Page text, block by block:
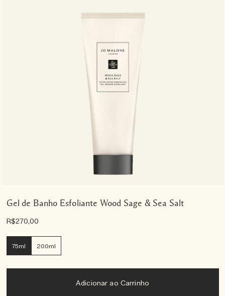
Gel de Banho Esfoliante Wood Sage & Sea Salt
R$270,00
75ml 200ml
Adicionar ao Carrinho